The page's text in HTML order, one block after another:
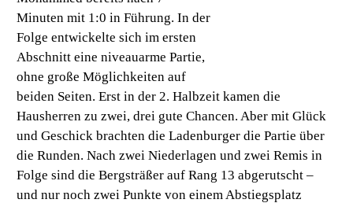
Minuten mit 1:0 in Führung. In der
Folge entwickelte sich im ersten
Abschnitt eine niveauarme Partie,
ohne große Möglichkeiten auf
beiden Seiten. Erst in der 2. Halbzeit kamen die
Hausherren zu zwei, drei gute Chancen. Aber mit Glück
und Geschick brachten die Ladenburger die Partie über
die Runden. Nach zwei Niederlagen und zwei Remis in
Folge sind die Bergsträßer auf Rang 13 abgerutscht –
und nur noch zwei Punkte von einem Abstiegsplatz